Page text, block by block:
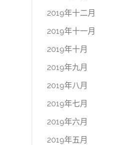
2019年十二月
2019年十一月
2019年十月
2019年九月
2019年八月
2019年七月
2019年六月
2019年五月